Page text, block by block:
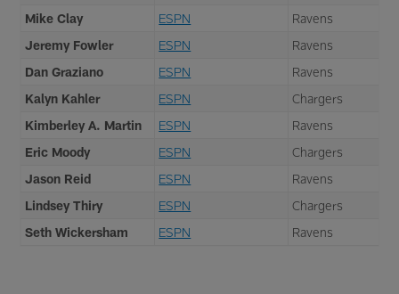
Mike Clay
ESPN
Ravens
Jeremy Fowler
ESPN
Ravens
Dan Graziano
ESPN
Ravens
Kalyn Kahler
ESPN
Chargers
Kimberley A. Martin
ESPN
Ravens
Eric Moody
ESPN
Chargers
Jason Reid
ESPN
Ravens
Lindsey Thiry
ESPN
Chargers
Seth Wickersham
ESPN Ravens